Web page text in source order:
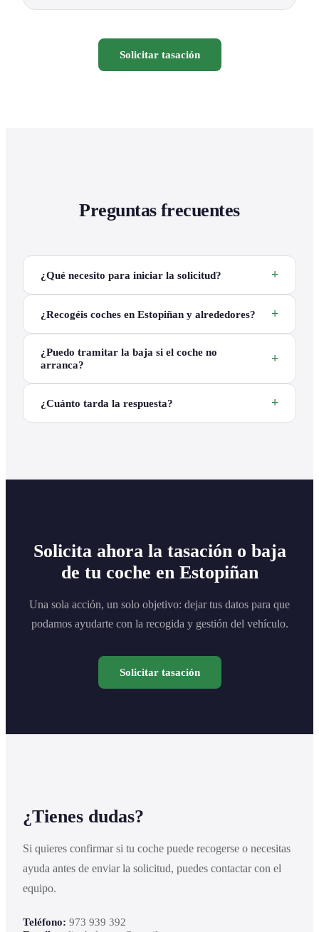
Solicitar tasación
Preguntas frecuentes
¿Qué necesito para iniciar la solicitud?
¿Recogéis coches en Estopiñan y alrededores?
¿Puedo tramitar la baja si el coche no
arranca?
¿Cuánto tarda la respuesta?
Solicita ahora la tasación o baja
de tu coche en Estopiñan
Una sola acción, un solo objetivo: dejar tus datos para que
podamos ayudarte con la recogida y gestión del vehículo.
Solicitar tasación
¿Tienes dudas?
Si quieres confirmar si tu coche puede recogerse o necesitas
ayuda antes de enviar la solicitud, puedes contactar con el
equipo.
Teléfono: 973 939 392